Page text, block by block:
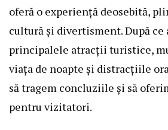
oferă o experiență deosebită,
cultură și divertisment. După ce
principalele atracții turistice,
viața de noapte și distracțiile
să tragem concluziile și să
pentru vizitatori.